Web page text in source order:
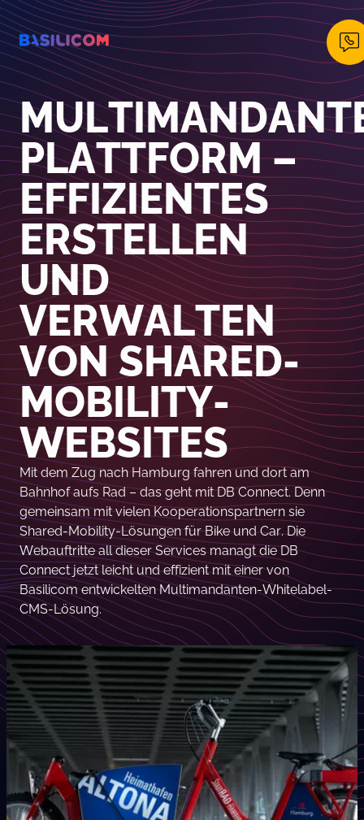
Company Logo von Basilicom GmbH
PLATTFORM –
EFFIZIENTES
ERSTELLEN
UND
VERWALTEN
VON SHARED-
MOBILITY-
WEBSITES
Mit dem Zug nach Hamburg fahren und dort am
Bahnhof aufs Rad – das geht mit DB Connect. Denn
gemeinsam mit vielen Kooperationspartnern sie
Shared-Mobility-Lösungen für Bike und Car. Die
Webauftritte all dieser Services managt die DB
Connect jetzt leicht und effizient mit einer von
Basilicom entwickelten Multimandanten-Whitelabel-
CMS-Lösung.